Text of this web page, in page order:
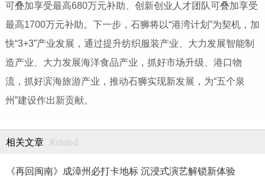
可叠加享受最高680万元补助、创新创业人才团队可叠加享受
最高1700万元补助。下一步，石狮将以“港湾计划”为契机，加
快“3+3”产业发展，通过提升纺织服装产业、大力发展智能制
造产业、大力发展海洋食品产业，抓好市场升级、港口物
流，抓好滨海旅游产业，推动石狮实现新发展，为“五个泉
州”建设作出新贡献。
相关文章 Related
《再回闽南》成漳州必打卡地标 沉浸式演艺解锁新体验